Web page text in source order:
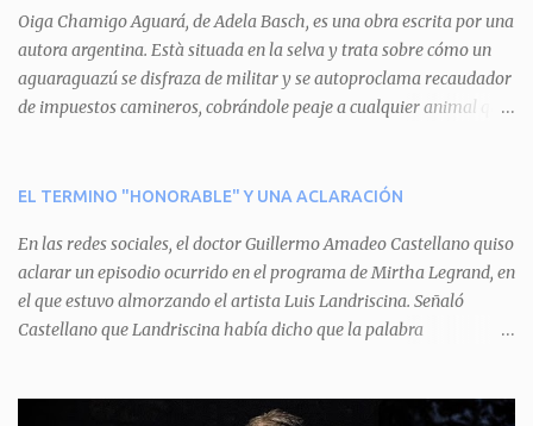
a
r
i
o
Oiga Chamigo Aguará, de Adela Basch, es una obra escrita por una
autora argentina. Està situada en la selva y trata sobre cómo un
aguaraguazú se disfraza de militar y se autoproclama recaudador
de impuestos camineros, cobrándole peaje a cualquier animal que
aguará le provoca. De igual manera pasa con Tatú, el armadillo.
del aguará y pasa sin pagar. Por último, Tui, la cotorra, deja
expuesta la mentira del aguará y arenga a los otros tres
personajes a unirse para enfrentarlo. Finalmente, terminan por
quitarle el disfraz de militar, y el aguará huye despavorido al verse
una propuesta muy divertida con canciones en vivo, máscaras, una
EL TERMINO "HONORABLE" Y UNA ACLARACIÓN
En las redes sociales, el doctor Guillermo Amadeo Castellano quiso
aclarar un episodio ocurrido en el programa de Mirtha Legrand, en
el que estuvo almorzando el artista Luis Landriscina. Señaló
Castellano que Landriscina había dicho que la palabra
servicio a la patria y debía ser sin remuneración". Agrega el letrado